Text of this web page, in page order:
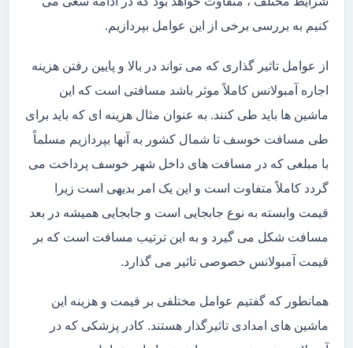
کنیم به بررسی برخی از این عوامل بپردازیم.
از عوامل تاثیر گذاری که می تواند در بالا و پایین رفتن هزینه
اجاره آمبولانس کاملاً موثر باشد مسافتی است که این
ماشین ها باید طی کنند. به عنوان مثال هزینه ای که باید برای
طی مسافت خوسف تا شمال کشور به آنها بپردازیم مسلماً
با مبلغی که در مسافت های داخل شهر خوسف پرداخت می
گردد کاملاً متفاوت است و این یک امر بدیهی است زیرا
قیمت وابسته به نوع جابجایی است و جابجایی همیشه در بعد
مسافت شکل می گیرد و به این ترتیب مسافت است که بر
قیمت آمبولانس خصوصی تاثیر می گذارد.
همانطور که گفتیم عوامل مختلفی بر قیمت و هزینه این
ماشین های امدادی تاثیرگذار هستند. کادر پزشکی که در